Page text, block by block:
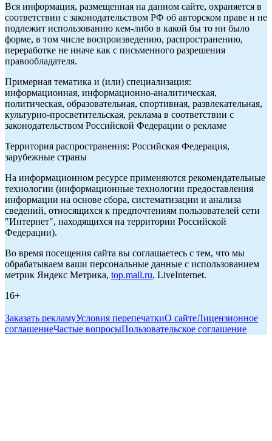
Вся информация, размещенная на данном сайте, охраняется в
соответствии с законодательством РФ об авторском праве и не
подлежит использованию кем-либо в какой бы то ни было
форме, в том числе воспроизведению, распространению,
переработке не иначе как с письменного разрешения
правообладателя.
Примерная тематика и (или) специализация:
информационная, информационно-аналитическая,
политическая, образовательная, спортивная, развлекательная,
культурно-просветительская, реклама в соответствии с
законодательством Российской Федерации о рекламе
Территория распространения: Российская Федерация,
зарубежные страны
На информационном ресурсе применяются рекомендательные
технологии (информационные технологии предоставления
информации на основе сбора, систематизации и анализа
сведений, относящихся к предпочтениям пользователей сети
"Интернет", находящихся на территории Российской
Федерации).
Во время посещения сайта вы соглашаетесь с тем, что мы
обрабатываем ваши персональные данные с использованием
метрик Яндекс Метрика, top.mail.ru, LiveInternet.
16+
Заказать рекламуУсловия перепечаткиО сайтеЛицензионное
соглашениеЧастые вопросыПользовательское соглашение